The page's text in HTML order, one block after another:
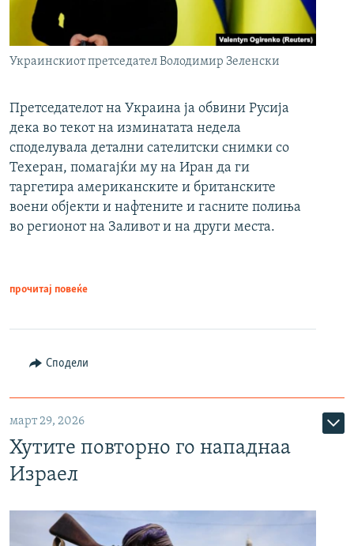
Украинскиот претседател Володимир Зеленски
Претседателот на Украина ја обвини Русија
дека во текот на изминатата недела
споделувала детални сателитски снимки со
Техеран, помагајќи му на Иран да ги
таргетира американските и британските
воени објекти и нафтените и гасните полиња
во регионот на Заливот и на други места.
прочитај повеќе
Сподели
март 29, 2026
Хутите повторно го нападнаа
Израел